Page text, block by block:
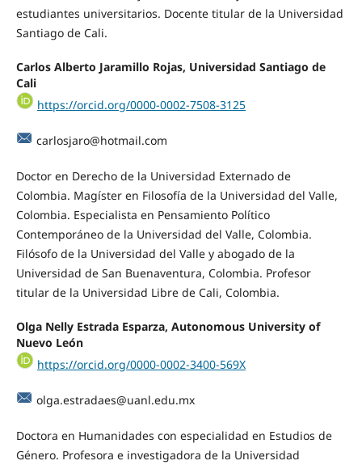
estudiantes universitarios. Docente titular de la Universidad
Santiago de Cali.
Carlos Alberto Jaramillo Rojas, Universidad Santiago de
Cali
https://orcid.org/0000-0002-7508-3125
carlosjaro@hotmail.com
Doctor en Derecho de la Universidad Externado de
Colombia. Magíster en Filosofía de la Universidad del Valle,
Colombia. Especialista en Pensamiento Político
Contemporáneo de la Universidad del Valle, Colombia.
Filósofo de la Universidad del Valle y abogado de la
Universidad de San Buenaventura, Colombia. Profesor
titular de la Universidad Libre de Cali, Colombia.
Olga Nelly Estrada Esparza, Autonomous University of
Nuevo León
https://orcid.org/0000-0002-3400-569X
olga.estradaes@uanl.edu.mx
Doctora en Humanidades con especialidad en Estudios de
Género. Profesora e investigadora de la Universidad